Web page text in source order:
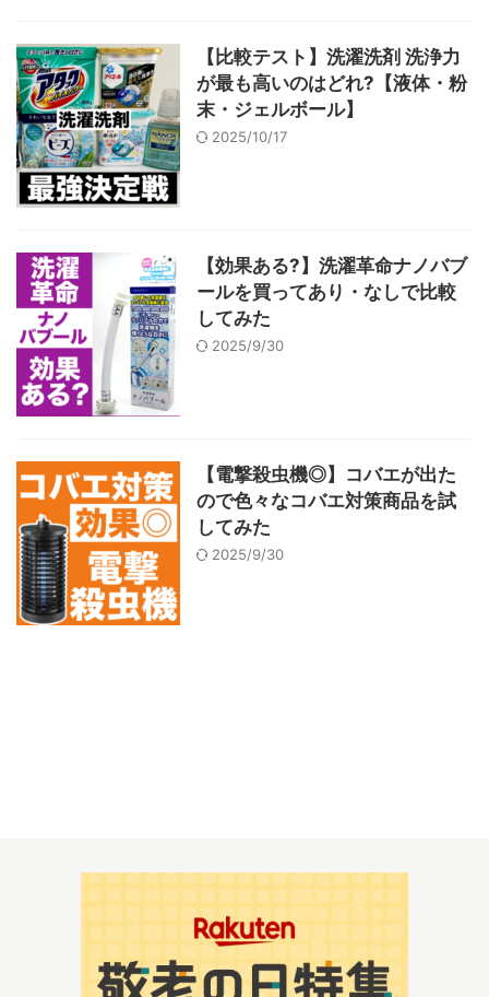
【比較テスト】洗濯洗剤 洗浄力
が最も高いのはどれ?【液体・粉
末・ジェルボール】
2025/10/17
【効果ある?】洗濯革命ナノバブ
ールを買ってあり・なしで比較
してみた
2025/9/30
【電撃殺虫機◎】コバエが出た
ので色々なコバエ対策商品を試
してみた
2025/9/30